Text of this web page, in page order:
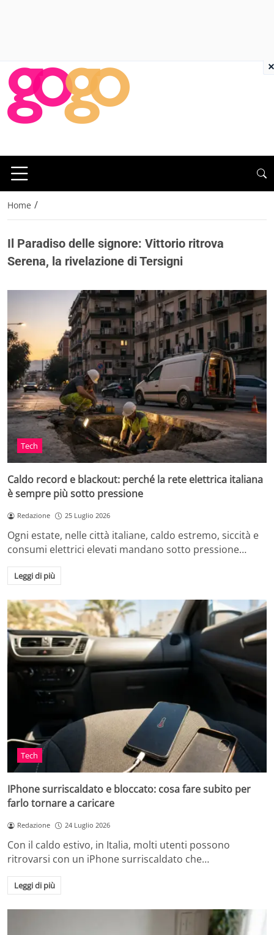
Home /
Il Paradiso delle signore: Vittorio ritrova
Serena, la rivelazione di Tersigni
Tech
Caldo record e blackout: perché la rete elettrica italiana
è sempre più sotto pressione
Redazione 25 Luglio 2026
Ogni estate, nelle città italiane, caldo estremo, siccità e
consumi elettrici elevati mandano sotto pressione…
Leggi di più
Tech
IPhone surriscaldato e bloccato: cosa fare subito per
farlo tornare a caricare
Redazione 24 Luglio 2026
Con il caldo estivo, in Italia, molti utenti possono
ritrovarsi con un iPhone surriscaldato che…
Leggi di più
×